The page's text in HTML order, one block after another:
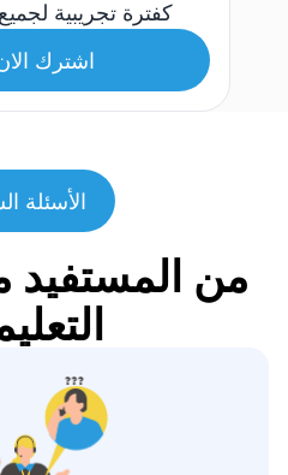
كفترة تجريبية
اشترك
الأسئلة
من المستفيد